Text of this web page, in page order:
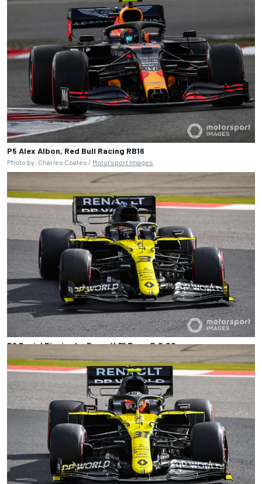
P5 Alex Albon, Red Bull Racing RB16
Photo by: Charles Coates / Motorsport Images
P6 Daniel Ricciardo, Renault F1 Team R.S.20
Photo by: Mark Sutton /